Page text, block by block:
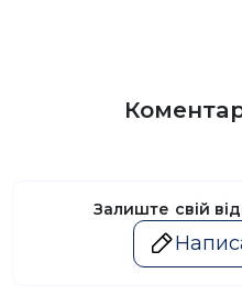
Залиште свій